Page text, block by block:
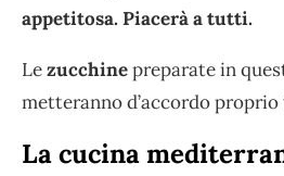
appetitosa. Piacerà a tutti.
Lezucchinepreparate in
metteranno d’accordo
La cucina